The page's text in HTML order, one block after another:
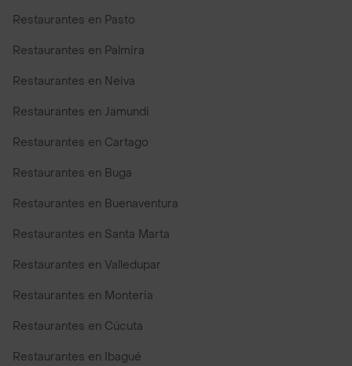
Restaurantes en Pasto
Restaurantes en Palmira
Restaurantes en Neiva
Restaurantes en Jamundi
Restaurantes en Cartago
Restaurantes en Buga
Restaurantes en Buenaventura
Restaurantes en Santa Marta
Restaurantes en Valledupar
Restaurantes en Monteria
Restaurantes en Cúcuta
Restaurantes en Ibagué